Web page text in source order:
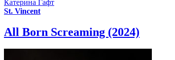
Катерина Гафт
St. Vincent
All Born Screaming (2024)